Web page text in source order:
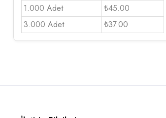
1.000 Adet
₺45.00
3.000 Adet
₺37.00